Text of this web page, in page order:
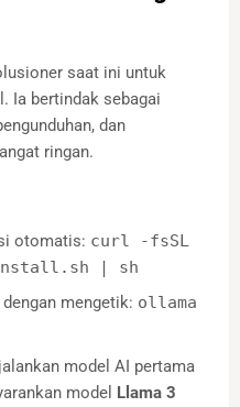
saat ini untuk
Ia bertindak sebagai
dan
ringan.
otomatis: curl -fsSL
| sh
mengetik: ollama
model AI pertama
model Llama 3